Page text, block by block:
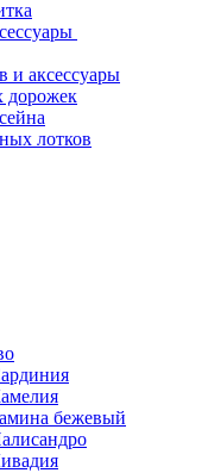
и аксессуары
дорожек
лотков
бежевый